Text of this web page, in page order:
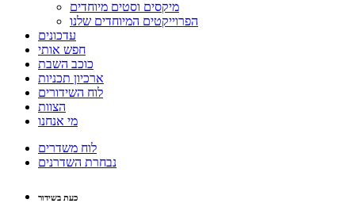
מיקסים וסטים מיוחדים
הפרוייקטים המיוחדים שלנו
עדכונים
חפש אותי
כוכב השבת
ארכיון תכניות
לוח השידורים
הצוות
מי אנחנו
לוח משדרים
נבחרת השדרנים
כעת בשידור